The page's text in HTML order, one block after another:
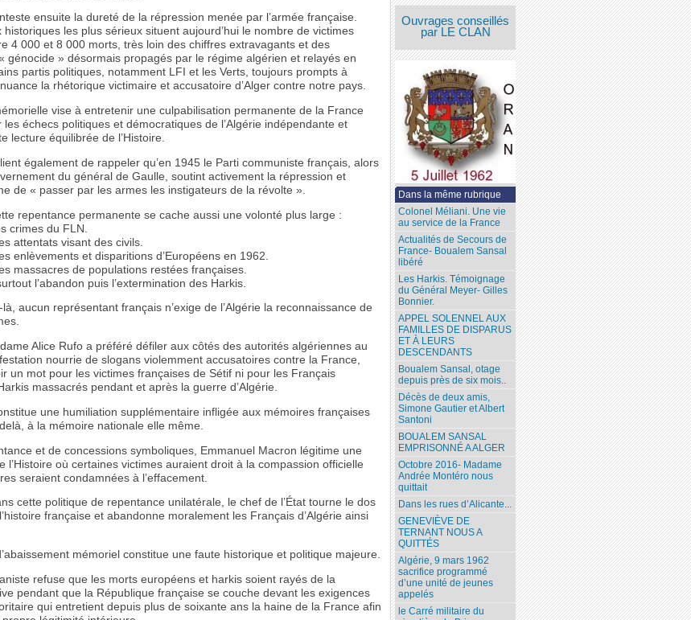
ensuite la dureté de la répression menée par l’armée française.
historiques les plus sérieux situent aujourd’hui le nombre de victimes
4 000 et 8 000 morts, très loin des chiffres extravagants et des
génocide » désormais propagés par le régime algérien et relayés en
partis politiques, notamment LFI et les Verts, toujours prompts à
la rhétorique victimaire et accusatoire d’Alger contre notre pays.
vise à entretenir une culpabilisation permanente de la France
échecs politiques et démocratiques de l’Algérie indépendante et
lecture équilibrée de l’Histoire.
également de rappeler qu’en 1945 le Parti communiste français, alors
du général de Gaulle, soutint activement la répression et
de « passer par les armes les instigateurs de la révolte ».
repentance permanente se cache aussi une volonté plus large :
crimes du FLN.
attentats visant des civils.
enlèvements et disparitions d’Européens en 1962.
massacres de populations restées françaises.
l’abandon puis l’extermination des Harkis.
aucun représentant français n’exige de l’Algérie la reconnaissance de
Alice Rufo a préféré défiler aux côtés des autorités algériennes au
nourrie de slogans violemment accusatoires contre la France,
un mot pour les victimes françaises de Sétif ni pour les Français
massacrés pendant et après la guerre d’Algérie.
une humiliation supplémentaire infligée aux mémoires françaises
à la mémoire nationale elle même.
et de concessions symboliques, Emmanuel Macron légitime une
l’Histoire où certaines victimes auraient droit à la compassion officielle
seraient condamnées à l’effacement.
cette politique de repentance unilatérale, le chef de l’État tourne le dos
française et abandonne moralement les Français d’Algérie ainsi
mémoriel constitue une faute historique et politique majeure.
refuse que les morts européens et harkis soient rayés de la
pendant que la République française se couche devant les exigences
qui entretient depuis plus de soixante ans la haine de la France afin
Ouvrages conseillés
par LE CLAN
Dans la même rubrique
Colonel Méliani. Une vie
au service de la France
Actualités de Secours de
France- Boualem Sansal
libéré
Les Harkis. Témoignage
du Général Meyer- Gilles
Bonnier.
APPEL SOLENNEL AUX
FAMILLES DE DISPARUS
ET À LEURS
DESCENDANTS
Boualem Sansal, otage
depuis près de six mois..
Décès de deux amis,
Simone Gautier et Albert
Santoni
BOUALEM SANSAL
EMPRISONNÉ A ALGER
Octobre 2016- Madame
Andrée Montéro nous
quittait
Dans les rues d’Alicante...
GENEVIÈVE DE
TERNANT NOUS A
QUITTÉS
Algérie, 9 mars 1962
sacrifice programmé
d’une unité de jeunes
appelés
le Carré militaire du